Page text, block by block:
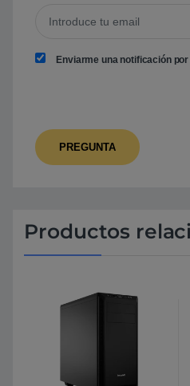
Enviarme una notificación
Productos